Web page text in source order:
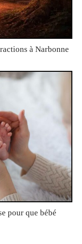
à Narbonne
pour que bébé